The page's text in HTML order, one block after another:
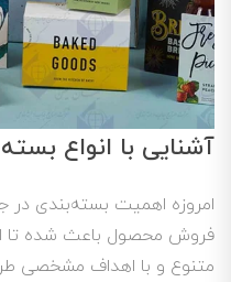
آشنایی با انواع
امروزه اهمیت بسته‌بندی
فروش محصول باعث شده تا
متنوع و با اهداف مشخصی